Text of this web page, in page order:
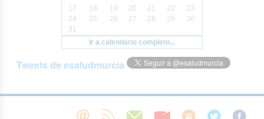
17
18 19 20 21 22
23
24
25 26 27 28 29
30
31
Ir a calendario completo...
Tweets de esaludmurcia